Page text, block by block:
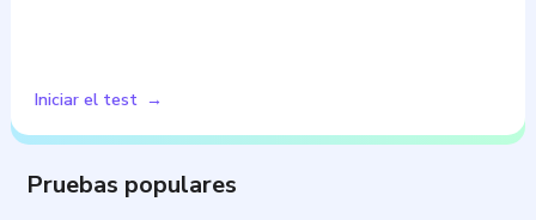
Iniciar el test
Pruebas populares